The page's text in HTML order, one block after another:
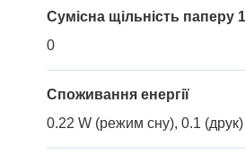
Сумісна щільність паперу
0
Споживання енергії
0.22 W (режим сну), 0.1 (друк)